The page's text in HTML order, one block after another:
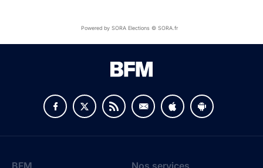
Powered by SORA Elections © SORA.fr
BFM Nos services